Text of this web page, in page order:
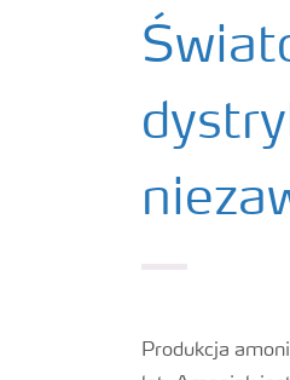
Produkcja